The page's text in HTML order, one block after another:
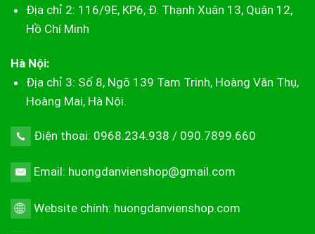
Địa chỉ 2: 116/9E, KP6, Đ. Thạnh Xuân 13, Quận 12,
Hồ Chí Minh
Hà Nội:
Địa chỉ 3: Số 8, Ngõ 139 Tam Trinh, Hoàng Văn Thụ,
Hoàng Mai, Hà Nội.
Điện thoại: 0968.234.938 / 090.7899.660
Email: huongdanvienshop@gmail.com
Website chính: huongdanvienshop.com